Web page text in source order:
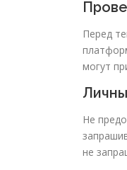
Перед
могут
Не
не